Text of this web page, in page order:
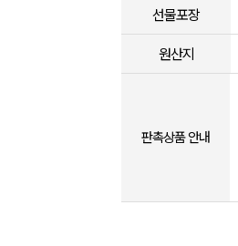
선물포장
원산지
판촉상품 안내